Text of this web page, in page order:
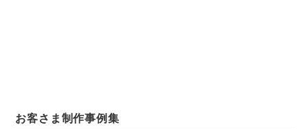
お客さま制作事例集